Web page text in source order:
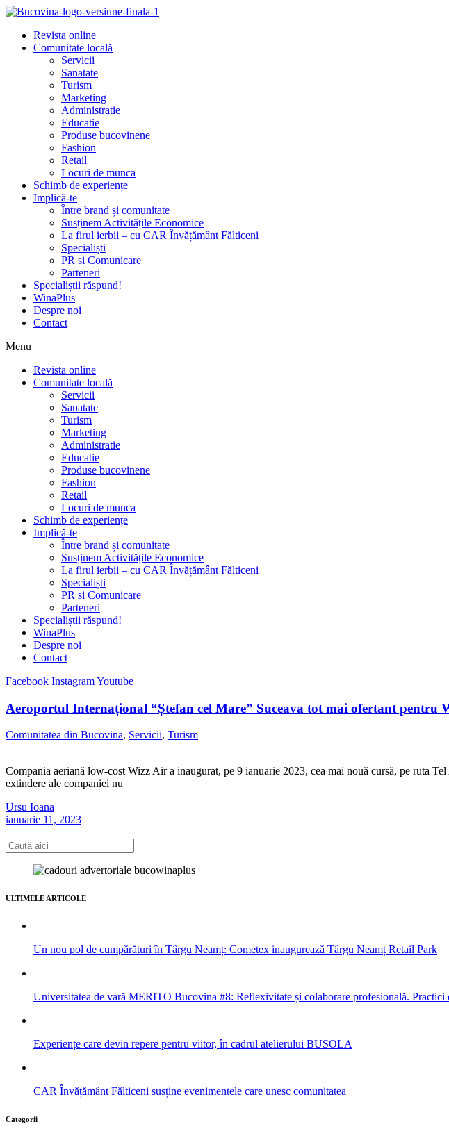
Revista online
Comunitate locală
Servicii
Sanatate
Turism
Marketing
Administratie
Educatie
Produse bucovinene
Fashion
Retail
Locuri de munca
Schimb de experiențe
Implică-te
Între brand și comunitate
Susținem Activitățile Economice
La firul ierbii – cu CAR Învățământ Fălticeni
Specialiști
PR si Comunicare
Parteneri
Specialiștii răspund!
WinaPlus
Despre noi
Contact
Menu
Revista online
Comunitate locală
Servicii
Sanatate
Turism
Marketing
Administratie
Educatie
Produse bucovinene
Fashion
Retail
Locuri de munca
Schimb de experiențe
Implică-te
Între brand și comunitate
Susținem Activitățile Economice
La firul ierbii – cu CAR Învățământ Fălticeni
Specialiști
PR si Comunicare
Parteneri
Specialiștii răspund!
WinaPlus
Despre noi
Contact
Facebook InstagramYoutube
Aeroportul Internațional “Ștefan cel Mare” Suceava tot mai ofertant pentru
Comunitatea din Bucovina, Servicii, Turism
Compania aeriană low-cost Wizz Air a inaugurat, pe 9 ianuarie 2023, cea mai nouă cursă, pe ruta
extindere ale companiei nu
Ursu Ioana
ianuarie 11, 2023
ULTIMELE ARTICOLE
Un nou pol de cumpărături în Târgu Neamț: Cometex inaugurează Târgu Neamț Retail Park
Universitatea de vară MERITO Bucovina #8: Reflexivitate și colaborare profesională. Practici
Experiențe care devin repere pentru viitor, în cadrul atelierului BUSOLA
CAR Învățământ Fălticeni susține evenimentele care unesc comunitatea
Categorii